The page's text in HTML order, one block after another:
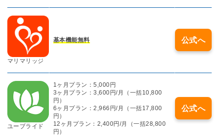
マリマリッジ
基本機能無料 公式へ
ユーブライド
1ヶ月プラン：5,000円
3ヶ月プラン：3,600円/月（一括10,800
円）
6ヶ月プラン：2,966円/月（一括17,800
円）
12ヶ月プラン：2,400円/月（一括28,800
円）
公式へ